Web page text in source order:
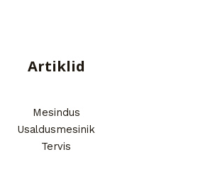
Artiklid
Mesindus
Usaldusmesinik
Tervis